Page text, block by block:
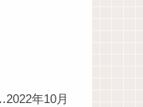
年10月